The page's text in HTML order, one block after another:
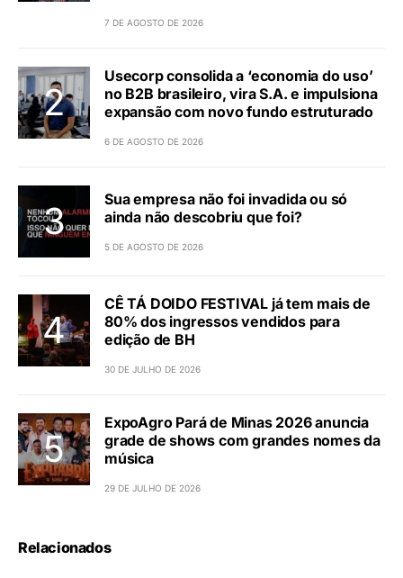
7 DE AGOSTO DE 2026
Usecorp consolida a ‘economia do uso’
no B2B brasileiro, vira S.A. e impulsiona
expansão com novo fundo estruturado
6 DE AGOSTO DE 2026
Sua empresa não foi invadida ou só
ainda não descobriu que foi?
5 DE AGOSTO DE 2026
CÊ TÁ DOIDO FESTIVAL já tem mais de
80% dos ingressos vendidos para
edição de BH
30 DE JULHO DE 2026
ExpoAgro Pará de Minas 2026 anuncia
grade de shows com grandes nomes da
música
29 DE JULHO DE 2026
Relacionados